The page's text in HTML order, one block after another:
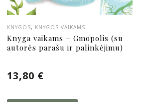
KNYGOS, KNYGOS VAIKAMS
Knyga vaikams – Gmopolis (su
autorės parašu ir palinkėjimu)
13,80 €